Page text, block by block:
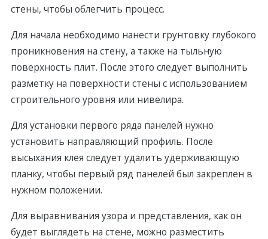
стены, чтобы облегчить процесс.
Для начала необходимо нанести грунтовку глубокого
проникновения на стену, а также на тыльную
поверхность плит. После этого следует выполнить
разметку на поверхности стены с использованием
строительного уровня или нивелира.
Для установки первого ряда панелей нужно
установить направляющий профиль. После
высыхания клея следует удалить удерживающую
планку, чтобы первый ряд панелей был закреплен в
нужном положении.
Для выравнивания узора и представления, как он
будeт выглядeть на стeне, можно разместить